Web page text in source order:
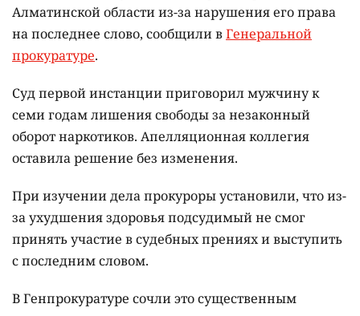
Алматинской области из-за нарушения его права
на последнее слово, сообщили вГенеральной
прокуратуре.
Суд первой инстанции приговорил мужчину к
семи годам лишения свободы за незаконный
оборот наркотиков. Апелляционная коллегия
оставила решение без изменения.
При изучении дела прокуроры установили, что из-
за ухудшения здоровья подсудимый не смог
принять участие в судебных прениях и выступить
с последним словом.
В Генпрокуратуре сочли это существенным